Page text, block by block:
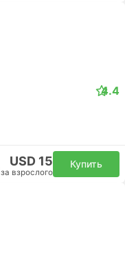
4.4
USD 15
за взрослого
Купить